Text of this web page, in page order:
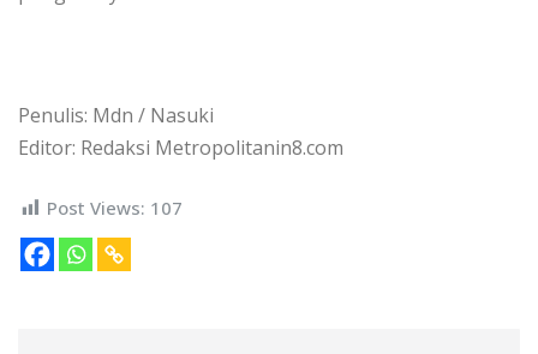
Penulis: Mdn / Nasuki
Editor: Redaksi Metropolitanin8.com
Post Views: 107